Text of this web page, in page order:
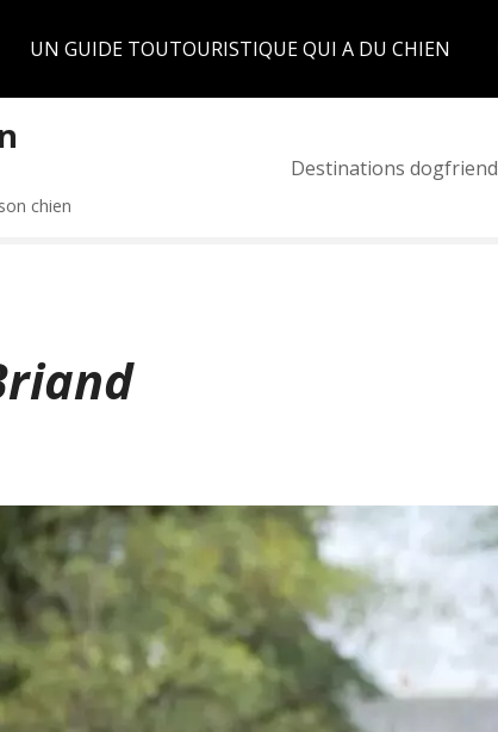
UN GUIDE TOUTOURISTIQUE QUI A DU CHIEN
chien
Destinations